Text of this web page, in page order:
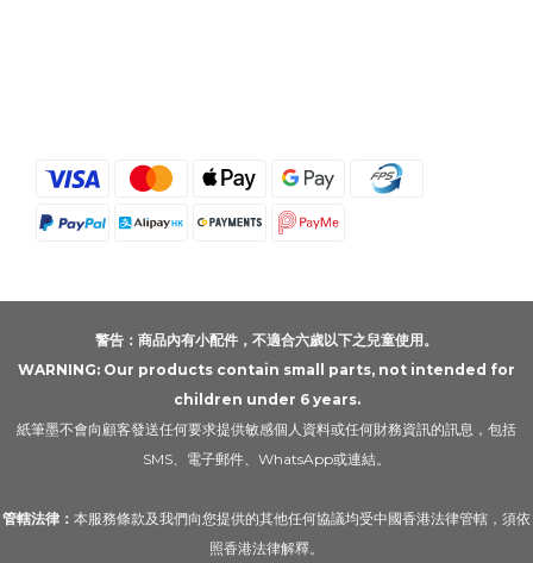
警告：商品內有小配件，不適合六歲以下之兒童使用。
WARNING: Our products contain small parts, not intended for
children under 6 years.
紙筆墨不會向顧客發送任何要求提供敏感個人資料或任何財務資訊的訊息，包括
SMS、電子郵件、WhatsApp或連結。
管轄法律： 本服務條款及我們向您提供的其他任何協議均受中國香港法律管轄，須依
照香港法律解釋。